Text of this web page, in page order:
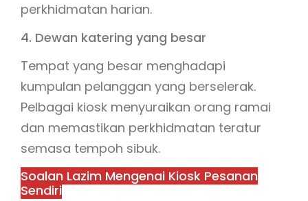
perkhidmatan harian.
4. Dewan katering yang besar
Tempat yang besar menghadapi
kumpulan pelanggan yang berselerak.
Pelbagai kiosk menyuraikan orang ramai
dan memastikan perkhidmatan teratur
semasa tempoh sibuk.
Soalan Lazim Mengenai Kiosk Pesanan
Sendiri